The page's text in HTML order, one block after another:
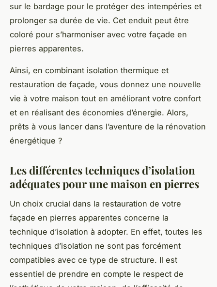
sur le bardage pour le protéger des intempéries et
prolonger sa durée de vie. Cet enduit peut être
coloré pour s’harmoniser avec votre façade en
pierres apparentes.
Ainsi, en combinant isolation thermique et
restauration de façade, vous donnez une nouvelle
vie à votre maison tout en améliorant votre confort
et en réalisant des économies d’énergie. Alors,
prêts à vous lancer dans l’aventure de la rénovation
énergétique ?
Les différentes techniques d’isolation
adéquates pour une maison en pierres
Un choix crucial dans la restauration de votre
façade en pierres apparentes concerne la
technique d’isolation à adopter. En effet, toutes les
techniques d’isolation ne sont pas forcément
compatibles avec ce type de structure. Il est
essentiel de prendre en compte le respect de